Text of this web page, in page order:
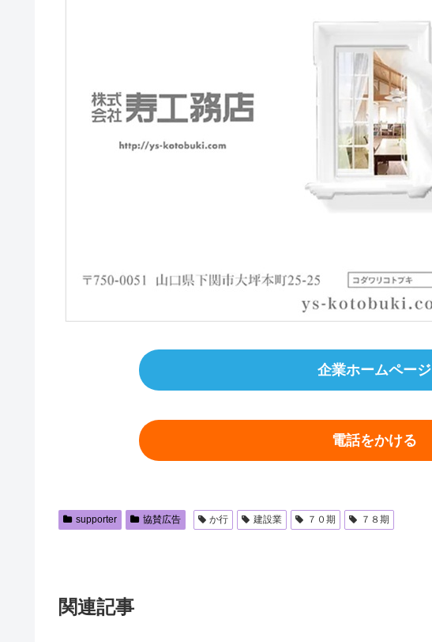
企業ホームページ
電話をかける
supporter 協賛広告 か行 建設業 ７０期 ７８期
関連記事